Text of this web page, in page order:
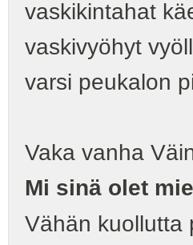
vaskikintahat
vaskivyöhyt
varsi peukalon
Vaka vanha
Mi sinä olet
Vähän kuollutta